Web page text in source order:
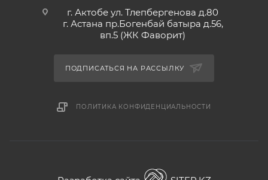
г. Актобе ул. Тлепбергенова д.80
г. Астана пр.Богенбай батыра д.56,
вп.5 (ЖК Фаворит)
ПОДПИСАТЬСЯ НА РАССЫЛКУ
ПОЛИТИКА КОНФИДЕНЦИАЛЬНОСТИ